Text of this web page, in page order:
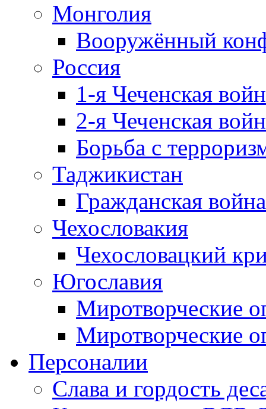
Монголия
Вооружённый
Россия
1-я Чеченская
2-я Чеченская
Борьба с
Таджикистан
Гражданская
Чехословакия
Чехословацкий
Югославия
Миротворческие
Миротворческие
Персоналии
Слава и гордость